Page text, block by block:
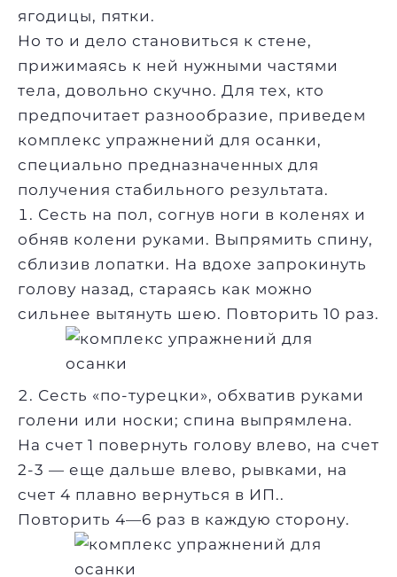
ягодицы, пятки.
Но то и дело становиться к стене,
прижимаясь к ней нужными частями
тела, довольно скучно. Для тех, кто
предпочитает разнообразие, приведем
комплекс упражнений для осанки,
специально предназначенных для
получения стабильного результата.
Сесть на пол, согнув ноги в коленях и
обняв колени руками. Выпрямить спину,
сблизив лопатки. На вдохе запрокинуть
голову назад, стараясь как можно
сильнее вытянуть шею. Повторить 10 раз.
Сесть «по-турецки», обхватив руками
голени или носки; спина выпрямлена.
На счет 1 повернуть голову влево, на счет
2-3 — еще дальше влево, рывками, на
счет 4 плавно вернуться в ИП..
Повторить 4—6 раз в каждую сторону.